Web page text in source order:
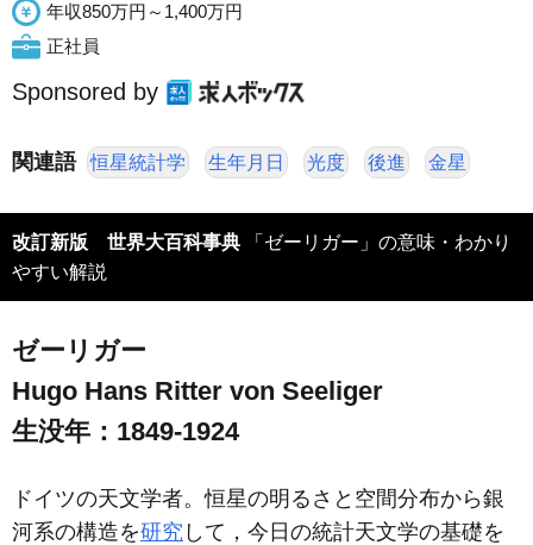
年収850万円～1,400万円
正社員
Sponsored by
関連語 恒星統計学 生年月日 光度 後進 金星
改訂新版 世界大百科事典 「ゼーリガー」の意味・わかり
やすい解説
ゼーリガー
Hugo Hans Ritter von Seeliger
生没年：1849-1924
ドイツの天文学者。恒星の明るさと空間分布から銀
河系の構造を研究 して，今日の統計天文学の基礎を